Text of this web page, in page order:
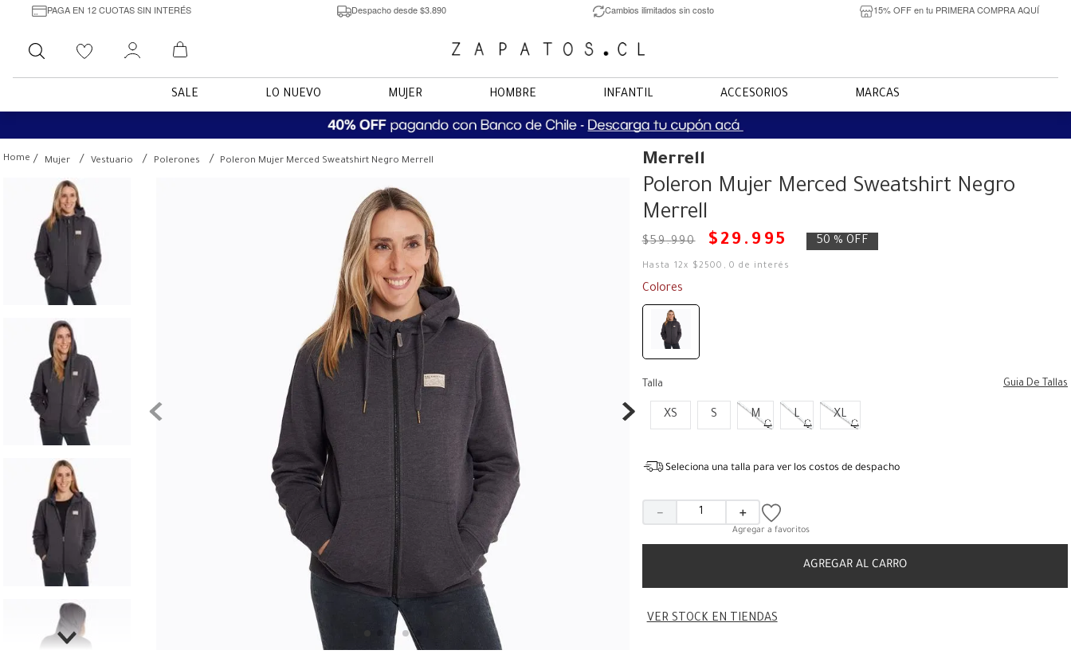
PAGA EN 12 CUOTAS SIN INTERÉS Despacho desde $3.890 Cambios ilimitados sin costo 15% OFF en tu PRIMERA COMPRA AQUÍ
Buscar
SALE LO NUEVO MUJER HOMBRE INFANTIL ACCESORIOS MARCAS
Mujer Vestuario Polerones Poleron Mujer Merced Sweatshirt Negro Merrell Merrell
Poleron Mujer Merced Sweatshirt Negro
Merrell
$59.990 $ 29 . 995 50 % OFF
Hasta 12x $2500 ,0 de interés
Colores
Talla Guia De Tallas
XS S M L XL
Seleciona una talla para ver los costos de despacho
＋
－
AGREGAR AL CARRO
VER STOCK EN TIENDAS